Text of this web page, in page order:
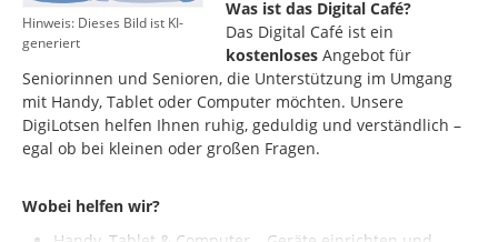
Hinweis: Dieses Bild ist KI-
generiert
Was ist das Digital Café?
Das Digital Café ist ein
kostenloses Angebot für
Seniorinnen und Senioren, die Unterstützung im Umgang
mit Handy, Tablet oder Computer möchten. Unsere
DigiLotsen helfen Ihnen ruhig, geduldig und verständlich –
egal ob bei kleinen oder großen Fragen.
Wobei helfen wir?